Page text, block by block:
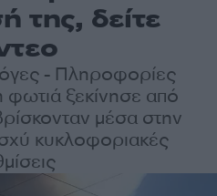
της, δείτε
- Πληροφορίες
ξεκίνησε από
μέσα στην
κυκλοφοριακές